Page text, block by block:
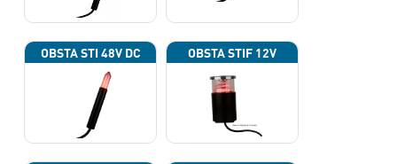
OBSTA STI 48V DC OBSTA STIF 12V